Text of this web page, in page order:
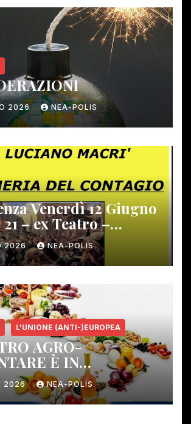
2026 NEA-POLIS
Venerdì 12 Giugno
– ex Teatro –
Terme –
2026 NEA-POLIS
L'UNIONE (ANTI-)EUROPEA
AGRO-
È IN
2026 NEA-POLIS